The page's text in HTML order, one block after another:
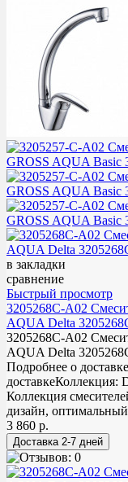
в закладки
сравнение
Быстрый просмотр
3205268C-A02
AQUA Delta
3205268C-A02
AQUA Delta
Подробнее о
Коллекция
дизайн,
3 860 р.